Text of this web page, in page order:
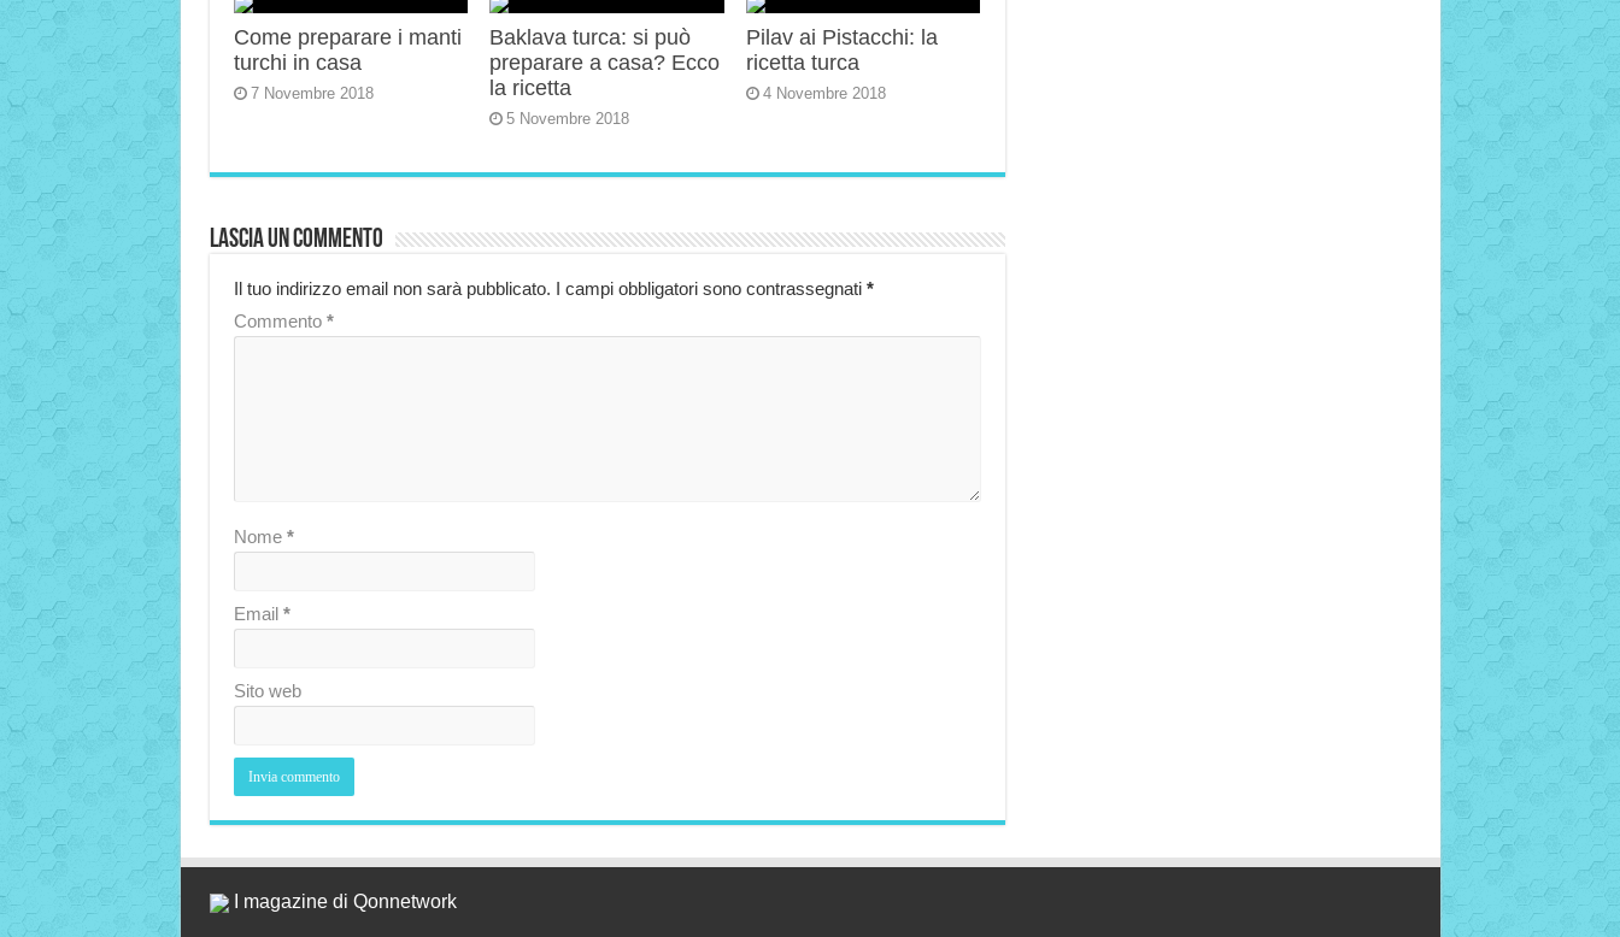
Come preparare i manti
turchi in casa
7 Novembre 2018
Baklava turca: si può
preparare a casa? Ecco
la ricetta
5 Novembre 2018
Pilav ai Pistacchi: la
ricetta turca
4 Novembre 2018
Lascia un commento
Il tuo indirizzo email non sarà pubblicato. I campi obbligatori sono contrassegnati *
Commento *
Nome *
Email *
Sito web
I magazine di Qonnetwork